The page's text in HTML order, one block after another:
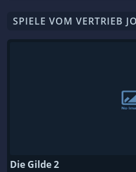
SPIELE VOM VERTRIEB
Die Gilde 2